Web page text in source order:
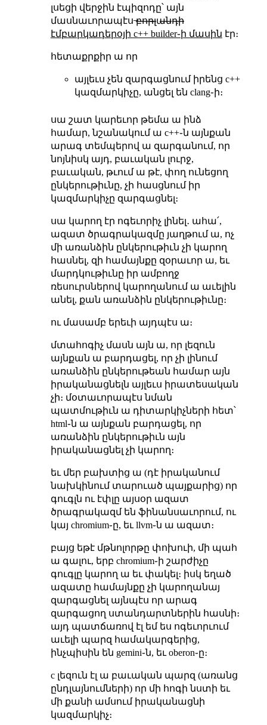
լսեցի վերջին էպիզոդը՝ այն
մասնաւորապէս ̶բ̶ո̶ր̶լ̶ա̶ն̶դ̶ի̶
էմբարկադերօյի c++ builder֊ի մասին էր։
հետաքրքիր ա որ
այլեւս չեն զարգացնում իրենց c++
կազմարկիչը, անցել են clang֊ի։
սա շատ կարեւոր թեմա ա ինձ
համար, նշանակում ա c++֊ն այնքան
արագ տեմպերով ա զարգանում, որ
նոյնիսկ այդ, բաւական լուրջ,
բաւական, թւում ա թէ, փող ունեցող
ընկերութիւնը, չի հասցնում իր
կազմարկիչը զարգացնել։
սա կարող էր ոգեւորիչ լինել․ ահա՛,
ազատ ծրագրակազմը յաղթում ա, ոչ
մի առանձին ընկերութիւն չի կարող
հասնել, զի համայնքը զօրաւոր ա, եւ
մարդկութիւնը իր ամբողջ
ռեսուրսներով կարողանում ա աւելին
անել, քան առանձին ընկերութիւնը։
ու մասամբ երեւի այդպէս ա։
մտահոգիչ մասն այն ա, որ լեզուն
այնքան ա բարդացել, որ չի լինում
առանձին ընկերութեան համար այն
իրականացնելն այլեւս իրատեսական
չի։ մօտաւորապէս նման
պատմութիւն ա դիտարկիչների հետ՝
html֊ն ա այնքան բարդացել, որ
առանձին ընկերութիւն այն
իրականացնել չի կարող։
եւ մեր բախտից ա (դէ իրականում
նախկինում տարուած պայքարից) որ
գուգլն ու էփլը այսօր ազատ
ծրագրակազմ են ֆինանսաւորում, ու
կայ chromium֊ը, եւ llvm֊ն ա ազատ։
բայց եթէ մթնոլորթը փոխուի, մի պահ
ա գալու, երբ chromium֊ի շարժիչը
գուգլը կարող ա եւ փակել։ իսկ եղած
ազատը համայնքը չի կարողանայ
զարգացնել այնպէս որ արագ
զարգացող ստանդարտներին հասնի։
այդ պատճառով էլ եմ ես ոգեւորւում
աւելի պարզ համակարգերից,
ինչպիսին են gemini֊ն, եւ oberon֊ը։
c լեզուն էլ ա բաւական պարզ (առանց
ընդլայնումների) որ մի հոգի նստի եւ
մի քանի ամսում իրականացնի
կազմարկիչ։